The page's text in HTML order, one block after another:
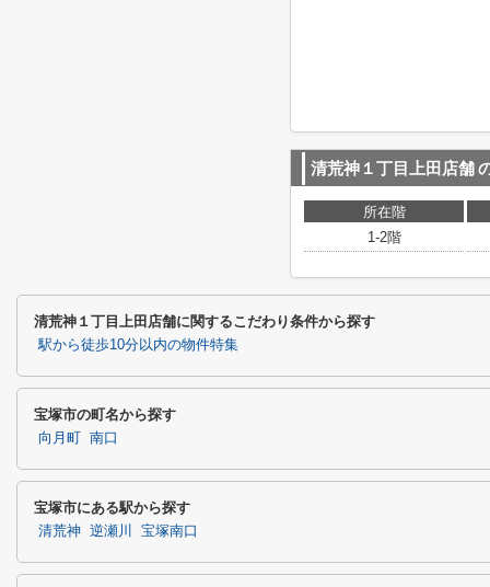
清荒神１丁目上田店舗
所在階
1-2階
清荒神１丁目上田店舗に関するこだわり条件から探す
駅から徒歩10分以内の物件特集
宝塚市の町名から探す
向月町 南口
宝塚市にある駅から探す
清荒神 逆瀬川 宝塚南口